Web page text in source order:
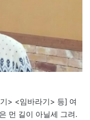
> <임바라기> 등] 여
먼 길이 아닐세 그려.